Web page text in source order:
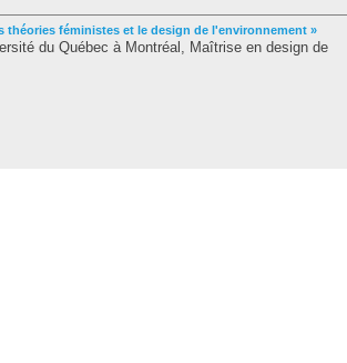
théories féministes et le design de l'environnement »
du Québec à Montréal, Maîtrise en design de